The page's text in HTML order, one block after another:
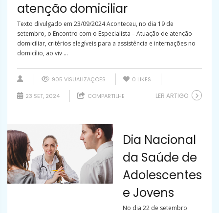
atenção domiciliar
Texto divulgado em 23/09/2024 Aconteceu, no dia 19 de
setembro, o Encontro com o Especialista – Atuação de atenção
domiciliar, critérios elegíveis para a assistência e internações no
domicílio, ao viv ...
905 VISUALIZAÇÕES 0 LIKES
23 SET, 2024 COMPARTILHE LER ARTIGO
Dia Nacional
da Saúde de
Adolescentes
e Jovens
No dia 22 de setembro